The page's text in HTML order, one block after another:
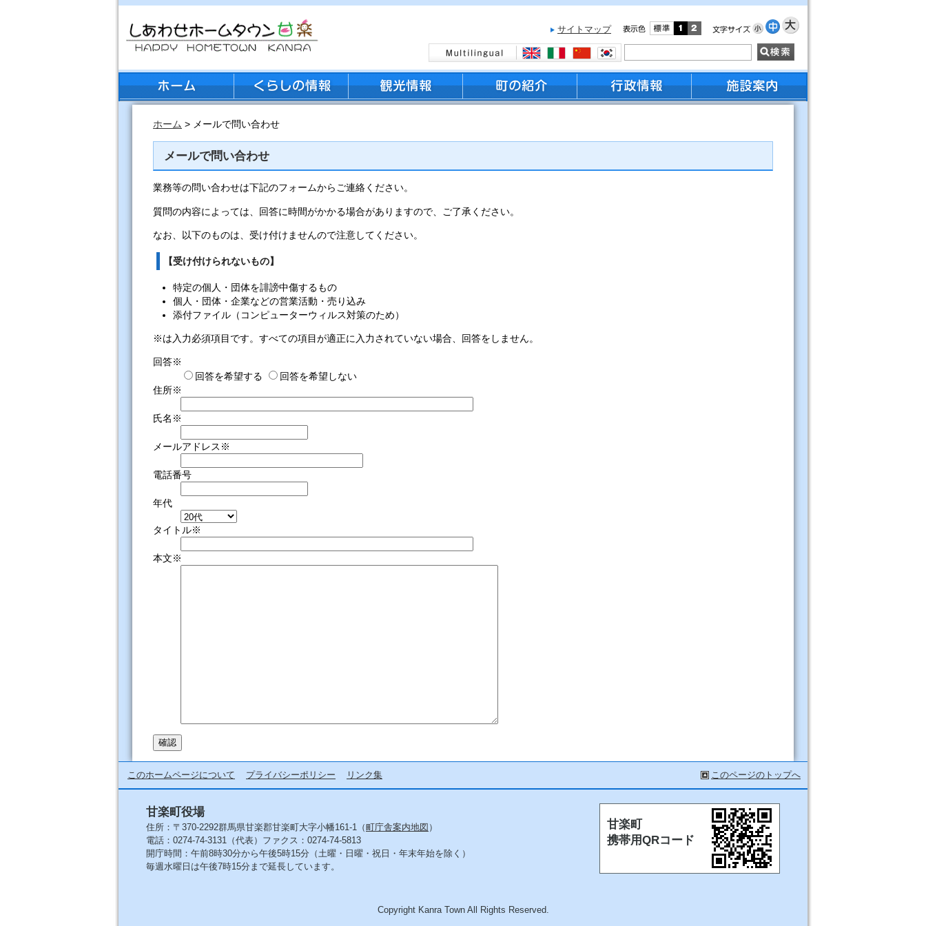
サイトマップ
ホーム > メールで問い合わせ
メールで問い合わせ
業務等の問い合わせは下記のフォームからご連絡ください。
質問の内容によっては、回答に時間がかかる場合がありますので、ご了承ください。
なお、以下のものは、受け付けませんので注意してください。
【受け付けられないもの】
特定の個人・団体を誹謗中傷するもの
個人・団体・企業などの営業活動・売り込み
添付ファイル（コンピューターウィルス対策のため）
※は入力必須項目です。すべての項目が適正に入力されていない場合、回答をしません。
回答※
回答を希望する
回答を希望しない
住所※
氏名※
メールアドレス※
電話番号
年代
タイトル※
本文※
このページのトップへ
このホームページについて プライバシーポリシー リンク集
甘楽町役場
住所：〒370-2292群馬県甘楽郡甘楽町大字小幡161-1（町庁舎案内地図 ）
電話：0274-74-3131（代表）ファクス：0274-74-5813
開庁時間：午前8時30分から午後5時15分（土曜・日曜・祝日・年末年始を除く）
毎週水曜日は午後7時15分まで延長しています。
甘楽町
携帯用QRコード
Copyright Kanra Town All Rights Reserved.